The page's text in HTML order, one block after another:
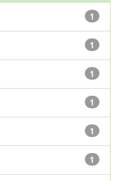
1
1
1
1
1
1